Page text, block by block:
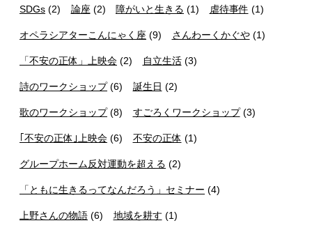
SDGs (2) 論座 (2) 障がいと生きる (1) 虐待事件 (1)
オペラシアターこんにゃく座 (9) さんわーくかぐや(1)
「不安の正体」上映会 (2) 自立生活(3)
詩のワークショップ(6) 誕生日 (2)
歌のワークショップ(8) すごろくワークショップ(3)
｢不安の正体｣上映会 (6) 不安の正体 (1)
グループホーム反対運動を超える (2)
「ともに生きるってなんだろう」セミナー (4)
上野さんの物語 (6) 地域を耕す (1)